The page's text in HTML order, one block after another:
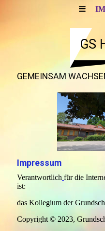
GS
GEMEINSAM
Impressum
Verantwortlich für die
ist:
das Kollegium der
Copyright © 2023,